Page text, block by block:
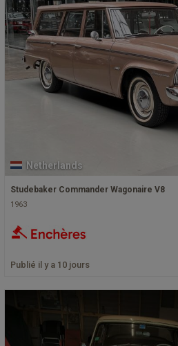
Netherlands
Studebaker Commander Wagonaire V8
1963
Publié il y a 10 jours